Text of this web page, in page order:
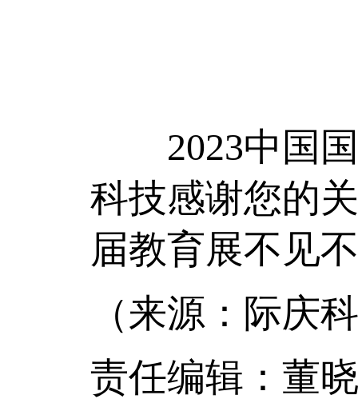
2023中国国
科技感谢您的
届教育展不见
（来源：际庆
责任编辑：董